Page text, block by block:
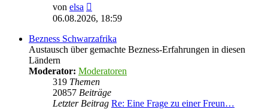
von elsa
Beitrag
06.08.2026, 18:59
Bezness Schwarzafrika
Austausch über gemachte Bezness-Erfahrungen in diesen
Ländern
Moderator: Moderatoren
319 Themen
20857 Beiträge
Letzter Beitrag Re: Eine Frage zu einer Freun…